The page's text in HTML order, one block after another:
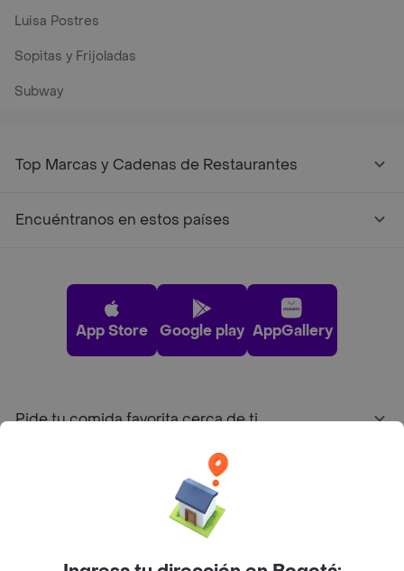
Luisa Postres
Sopitas y Frijoladas
Subway
Top Marcas y Cadenas de Restaurantes
Encuéntranos en estos países
App Store Google play AppGallery
Pide tu comida favorita cerca de ti